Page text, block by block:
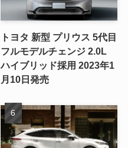
トヨタ 新型 プリウス 5代目
フルモデルチェンジ 2.0L
ハイブリッド採用 2023年1
月10日発売